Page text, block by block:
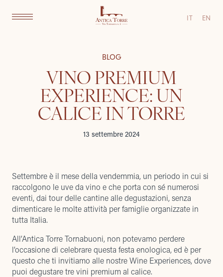
IT EN
BLOG
VINO PREMIUM
EXPERIENCE: UN
CALICE IN TORRE
13 settembre 2024
Settembre è il mese della vendemmia, un periodo in cui si
raccolgono le uve da vino e che porta con sé numerosi
eventi, dai tour delle cantine alle degustazioni, senza
dimenticare le molte attività per famiglie organizzate in
tutta Italia.
All’Antica Torre Tornabuoni, non potevamo perdere
l’occasione di celebrare questa festa enologica, ed è per
questo che ti invitiamo alle nostre Wine Experiences, dove
puoi degustare tre vini premium al calice.